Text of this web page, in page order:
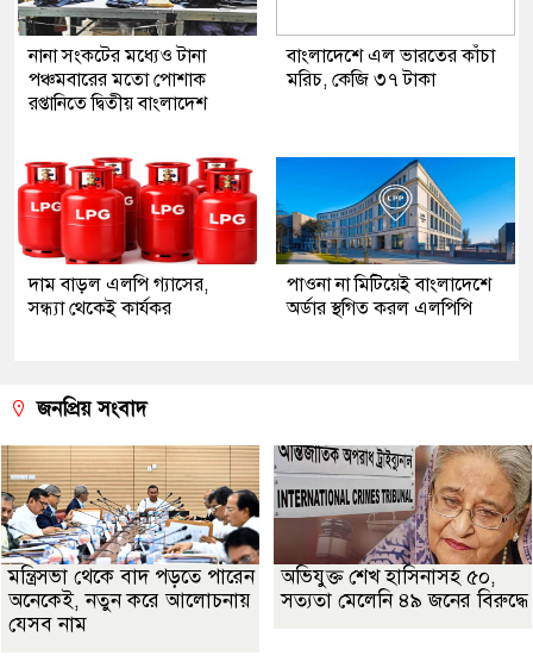
নানা সংকটের মধ্যেও টানা
পঞ্চমবারের মতো পোশাক
রপ্তানিতে দ্বিতীয় বাংলাদেশ
বাংলাদেশে এল ভারতের কাঁচা
মরিচ, কেজি ৩৭ টাকা
দাম বাড়ল এলপি গ্যাসের,
সন্ধ্যা থেকেই কার্যকর
পাওনা না মিটিয়েই বাংলাদেশে
অর্ডার স্থগিত করল এলপিপি
জনপ্রিয় সংবাদ
মন্ত্রিসভা থেকে বাদ পড়তে পারেন
অনেকেই, নতুন করে আলোচনায়
যেসব নাম
অভিযুক্ত শেখ হাসিনাসহ ৫০,
সত্যতা মেলেনি ৪৯ জনের বিরুদ্ধে